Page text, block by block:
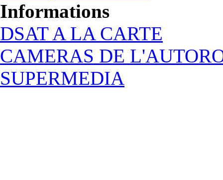
Informations
DSAT A LA CARTE
CAMERAS DE
SUPERMEDIA